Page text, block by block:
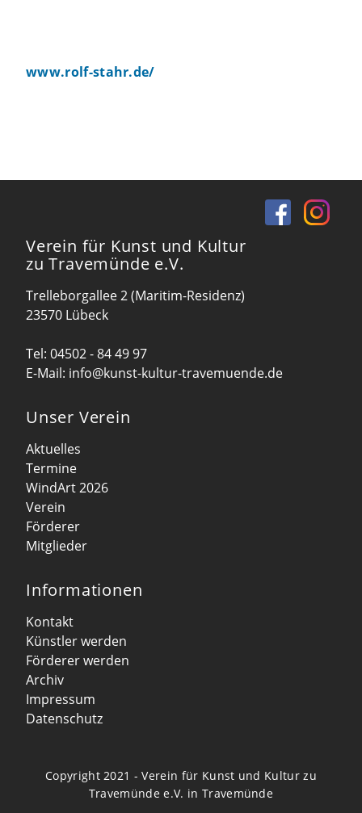
www.rolf-stahr.de/
Verein für Kunst und Kultur
zu Travemünde e.V.
Trelleborgallee 2 (Maritim-Residenz)
23570 Lübeck
Tel: 04502 - 84 49 97
E-Mail: info@kunst-kultur-travemuende.de
Unser Verein
Aktuelles
Termine
WindArt 2026
Verein
Förderer
Mitglieder
Informationen
Kontakt
Künstler werden
Förderer werden
Archiv
Impressum
Datenschutz
Copyright 2021 - Verein für Kunst und Kultur zu
Travemünde e.V. in Travemünde